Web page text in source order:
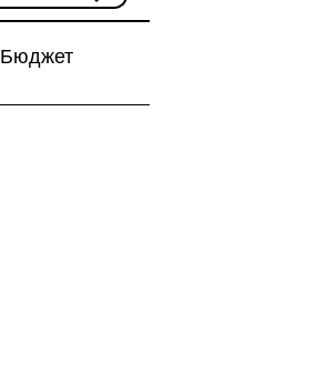
Бюджет